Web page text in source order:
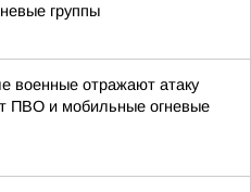
группы
военные отражают атаку
ПВО и мобильные огневые